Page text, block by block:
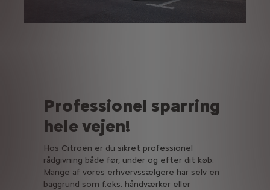
Professionel sparring
hele vejen!
Hos Citroën er du sikret professionel
rådgivning både før, under og efter dit køb.
Mange af vores erhvervssælgere har selv en
baggrund som f.eks. håndværker eller